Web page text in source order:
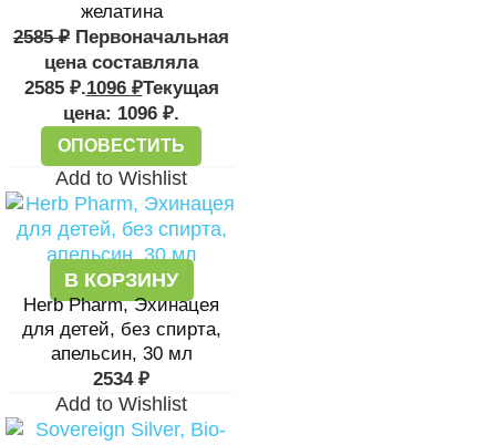
желатина
2585₽ Первоначальная
цена составляла
2585 ₽.1096 ₽Текущая
цена: 1096 ₽.
ОПОВЕСТИТЬ
Add to Wishlist
В КОРЗИНУ
Herb Pharm, Эхинацея
для детей, без спирта,
апельсин, 30 мл
2534 ₽
Add to Wishlist